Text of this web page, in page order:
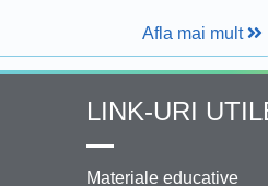
Afla mai mult
LINK-URI
Materiale educative